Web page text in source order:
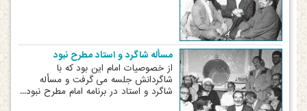
مسأله شاگرد و استاد مطرح نبود
از خصوصیات امام این بود که با
شاگردانش جلسه می گرفت و مسأله
شاگرد و استاد در برنامه امام مطرح نبود...